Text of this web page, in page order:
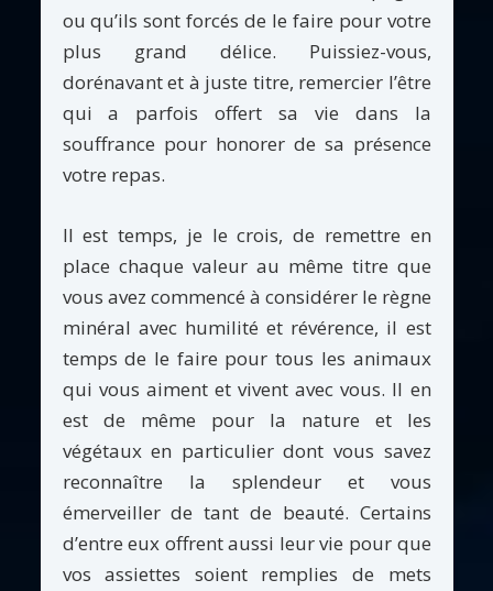
ou qu’ils sont forcés de le faire pour votre
plus grand délice. Puissiez-vous,
dorénavant et à juste titre, remercier l’être
qui a parfois offert sa vie dans la
souffrance pour honorer de sa présence
votre repas.
Il est temps, je le crois, de remettre en
place chaque valeur au même titre que
vous avez commencé à considérer le règne
minéral avec humilité et révérence, il est
temps de le faire pour tous les animaux
qui vous aiment et vivent avec vous. Il en
est de même pour la nature et les
végétaux en particulier dont vous savez
reconnaître la splendeur et vous
émerveiller de tant de beauté. Certains
d’entre eux offrent aussi leur vie pour que
vos assiettes soient remplies de mets